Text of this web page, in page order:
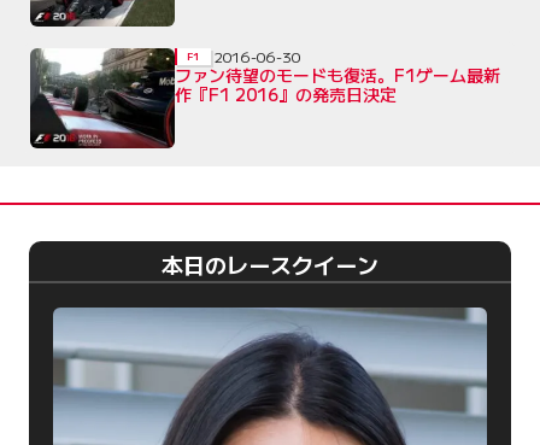
ファン待望のモードも復活。F1ゲーム最新
作『F1 2016』の発売日決定
F1 2016-06-30
本日のレースクイーン